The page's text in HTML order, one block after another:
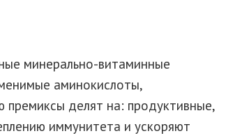
минерально-витаминные
аминокислоты,
премиксы делят на: продуктивные,
иммунитета и ускоряют